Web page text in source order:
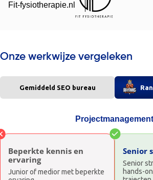
Fit-fysiotherapie.nl
Onze werkwijze vergeleken
Gemiddeld SEO bureau
Projectmanagement
Beperkte kennis en
ervaring
Junior of medior met beperkte
Senior
Senior
hands-